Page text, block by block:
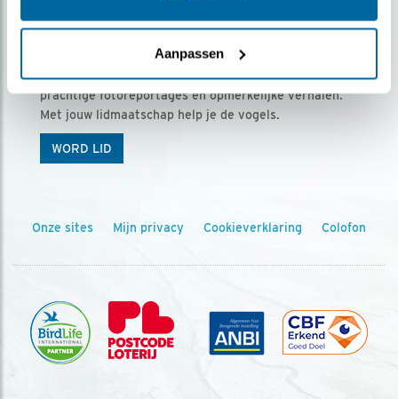
Aanpassen
Ontvang 5 x Vogels voor € 36,00 per jaar
Vogels is het tijdschrift voor onze leden, met
prachtige fotoreportages en opmerkelijke verhalen.
Met jouw lidmaatschap help je de vogels.
WORD LID
Onze sites Mijn privacy Cookieverklaring Colofon